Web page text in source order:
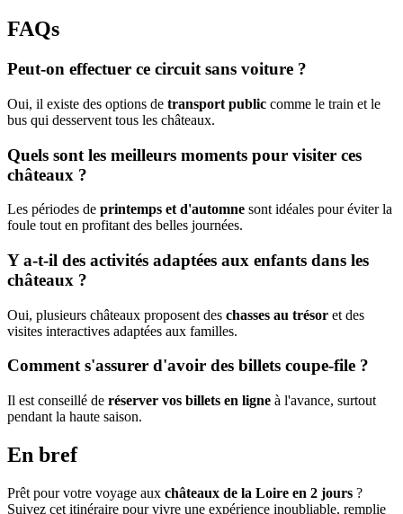
FAQs
Peut-on effectuer ce circuit sans voiture ?
Oui, il existe des options de transport public comme le train et le
bus qui desservent tous les châteaux.
Quels sont les meilleurs moments pour visiter ces
châteaux ?
Les périodes de printemps et d'automne sont idéales pour éviter la
foule tout en profitant des belles journées.
Y a-t-il des activités adaptées aux enfants dans les
châteaux ?
Oui, plusieurs châteaux proposent des chasses au trésor et des
visites interactives adaptées aux familles.
Comment s'assurer d'avoir des billets coupe-file ?
Il est conseillé de réserver vos billets en ligne à l'avance, surtout
pendant la haute saison.
En bref
Prêt pour votre voyage aux châteaux de la Loire en 2 jours ?
Suivez cet itinéraire pour vivre une expérience inoubliable, remplie